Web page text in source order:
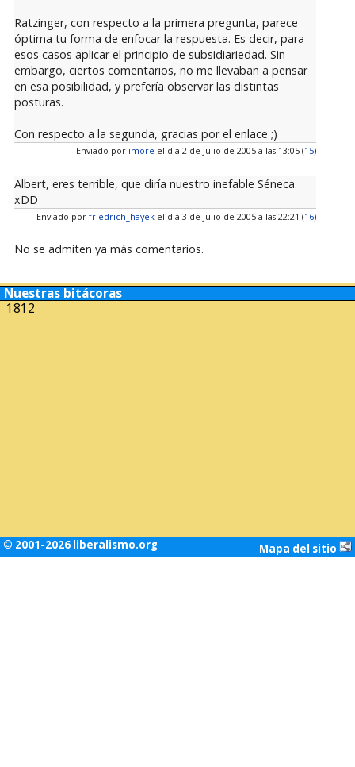
Ratzinger, con respecto a la primera pregunta, parece
óptima tu forma de enfocar la respuesta. Es decir, para
esos casos aplicar el principio de subsidiariedad. Sin
embargo, ciertos comentarios, no me llevaban a pensar
en esa posibilidad, y prefería observar las distintas
posturas.
Con respecto a la segunda, gracias por el enlace ;)
Enviado por imore el día 2 de Julio de 2005 a las 13:05 (15)
Albert, eres terrible, que diría nuestro inefable Séneca.
xDD
Enviado por friedrich_hayekel día 3 de Julio de 2005 a las 22:21 (16)
No se admiten ya más comentarios.
Nuestras bitácoras
1812
© 2001-2026 liberalismo.org Mapa del sitio